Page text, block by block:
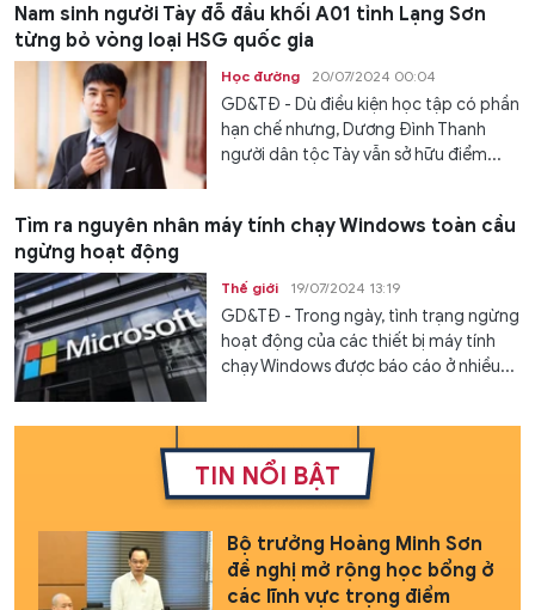
Nam sinh người Tày đỗ đầu khối A01 tỉnh Lạng Sơn
từng bỏ vòng loại HSG quốc gia
Học đường 20/07/2024 00:04
GD&TĐ - Dù điều kiện học tập có phần
hạn chế nhưng, Dương Đình Thanh
người dân tộc Tày vẫn sở hữu điểm...
Tìm ra nguyên nhân máy tính chạy Windows toàn cầu
ngừng hoạt động
Thế giới 19/07/2024 13:19
GD&TĐ - Trong ngày, tình trạng ngừng
hoạt động của các thiết bị máy tính
chạy Windows được báo cáo ở nhiều...
TIN NỔI BẬT
Bộ trưởng Hoàng Minh Sơn
đề nghị mở rộng học bổng ở
các lĩnh vực trọng điểm